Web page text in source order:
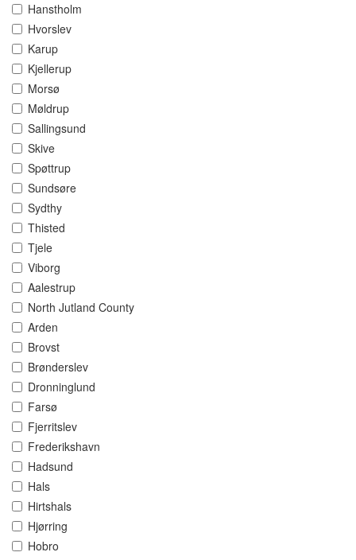
Hanstholm
Hvorslev
Karup
Kjellerup
Morsø
Møldrup
Sallingsund
Skive
Spøttrup
Sundsøre
Sydthy
Thisted
Tjele
Viborg
Aalestrup
North Jutland County
Arden
Brovst
Brønderslev
Dronninglund
Farsø
Fjerritslev
Frederikshavn
Hadsund
Hals
Hirtshals
Hjørring
Hobro